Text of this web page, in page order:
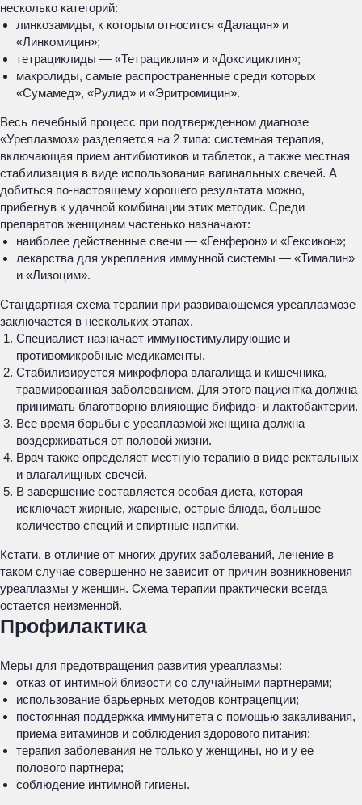
несколько категорий:
линкозамиды, к которым относится «Далацин» и
«Линкомицин»;
тетрациклиды — «Тетрациклин» и «Доксициклин»;
макролиды, самые распространенные среди которых
«Сумамед», «Рулид» и «Эритромицин».
Весь лечебный процесс при подтвержденном диагнозе
«Уреплазмоз» разделяется на 2 типа: системная терапия,
включающая прием антибиотиков и таблеток, а также местная
стабилизация в виде использования вагинальных свечей. А
добиться по-настоящему хорошего результата можно,
прибегнув к удачной комбинации этих методик. Среди
препаратов женщинам частенько назначают:
наиболее действенные свечи — «Генферон» и «Гексикон»;
лекарства для укрепления иммунной системы — «Тималин»
и «Лизоцим».
Стандартная схема терапии при развивающемся уреаплазмозе
заключается в нескольких этапах.
Специалист назначает иммуностимулирующие и
противомикробные медикаменты.
Стабилизируется микрофлора влагалища и кишечника,
травмированная заболеванием. Для этого пациентка должна
принимать благотворно влияющие бифидо- и лактобактерии.
Все время борьбы с уреаплазмой женщина должна
воздерживаться от половой жизни.
Врач также определяет местную терапию в виде ректальных
и влагалищных свечей.
В завершение составляется особая диета, которая
исключает жирные, жареные, острые блюда, большое
количество специй и спиртные напитки.
Кстати, в отличие от многих других заболеваний, лечение в
таком случае совершенно не зависит от причин возникновения
уреаплазмы у женщин. Схема терапии практически всегда
остается неизменной.
Профилактика
Меры для предотвращения развития уреаплазмы:
отказ от интимной близости со случайными партнерами;
использование барьерных методов контрацепции;
постоянная поддержка иммунитета с помощью закаливания,
приема витаминов и соблюдения здорового питания;
терапия заболевания не только у женщины, но и у ее
полового партнера;
соблюдение интимной гигиены.